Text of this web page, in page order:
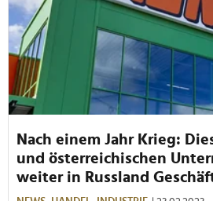
Nach einem Jahr Krieg:
und österreichischen
weiter in Russland